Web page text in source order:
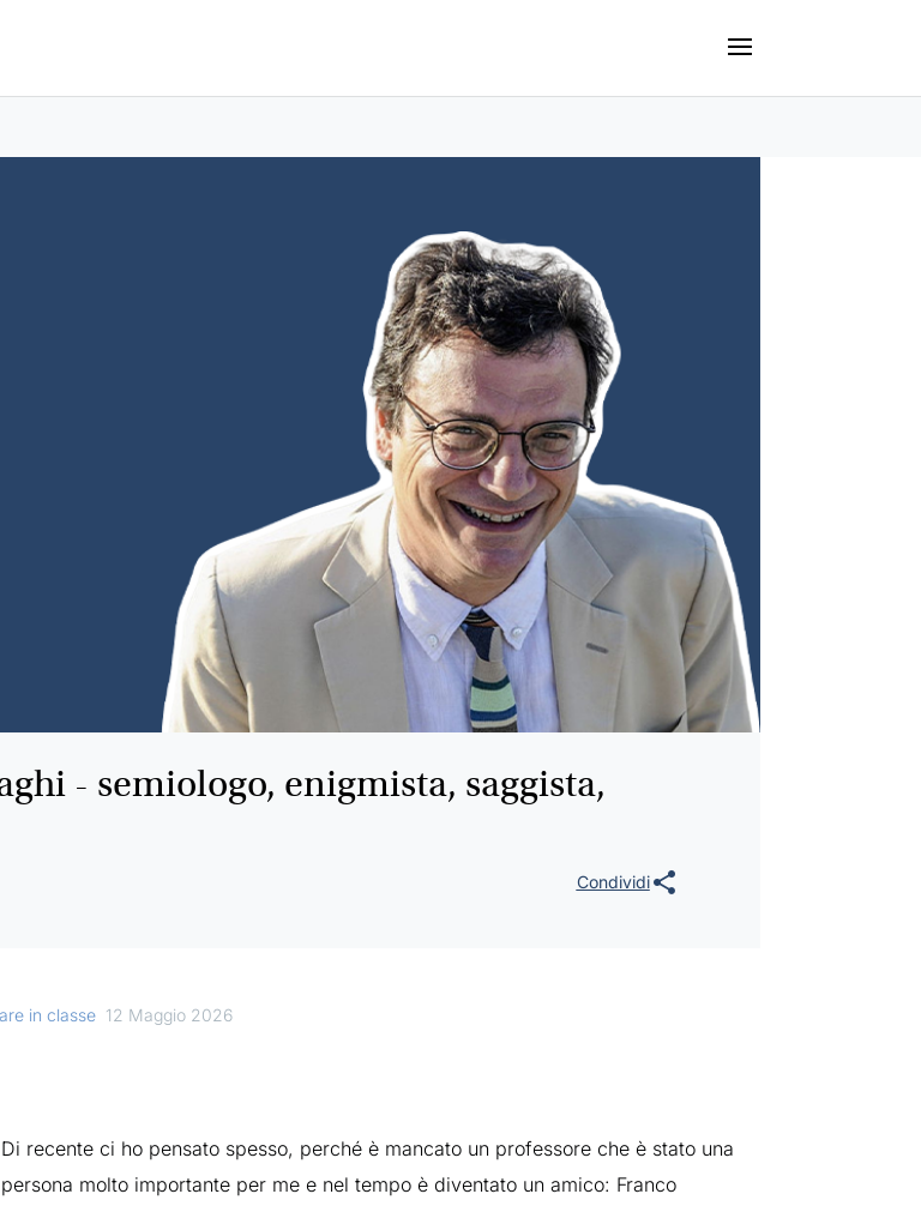
- semiologo, enigmista, saggista,
in classe 12 Maggio 2026
Di recente ci ho pensato spesso, perché è mancato un professore che è stato una
persona molto importante per me e nel tempo è diventato un amico: Franco